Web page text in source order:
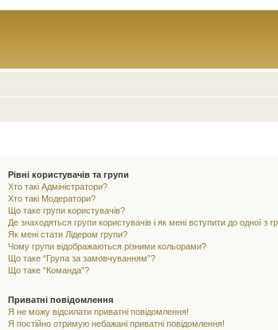
Рівні користувачів та групи
Хто такі Адміністратори?
Хто такі Модератори?
Що таке групи користувачів?
Де знаходяться групи користувачів і як мені вступити до одної з
Як мені стати Лідером групи?
Чому групи відображаються різними кольорами?
Що таке “Група за замовчуванням”?
Що таке “Команда”?
Приватні повідомлення
Я не можу відсилати приватні повідомлення!
Я постійно отримую небажані приватні повідомлення!